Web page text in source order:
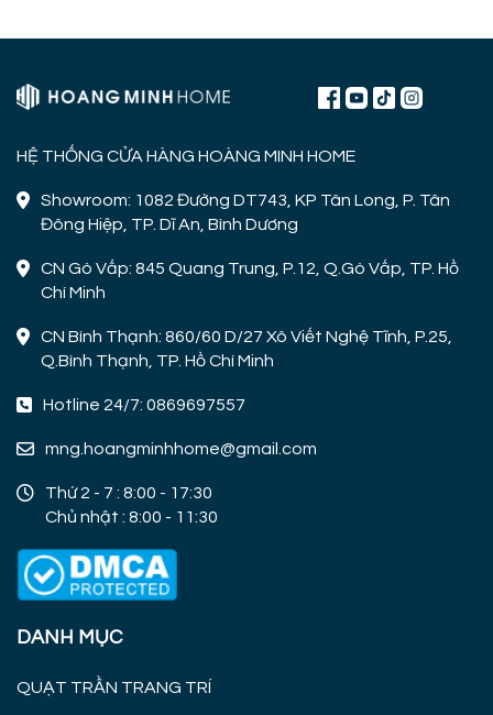
lỗi lắp đặt khiến quạt bị giảm
quạt mất gió và hình ảnh thực
HỆ THỐNG CỬA HÀNG HOÀNG MINH HOME
Showroom: 1082 Đường DT743, KP Tân Long, P. Tân
Đông Hiệp, TP. Dĩ An, Bình Dương
CN Gò Vấp: 845 Quang Trung, P.12, Q.Gò Vấp, TP. Hồ
Chí Minh
CN Bình Thạnh: 860/60 D/27 Xô Viết Nghệ Tĩnh, P.25,
Q.Bình Thạnh, TP. Hồ Chí Minh
Hotline 24/7: 0869697557
mng.hoangminhhome@gmail.com
Thứ 2 - 7 : 8:00 - 17:30
Chủ nhật : 8:00 - 11:30
DANH MỤC
QUẠT TRẦN TRANG TRÍ